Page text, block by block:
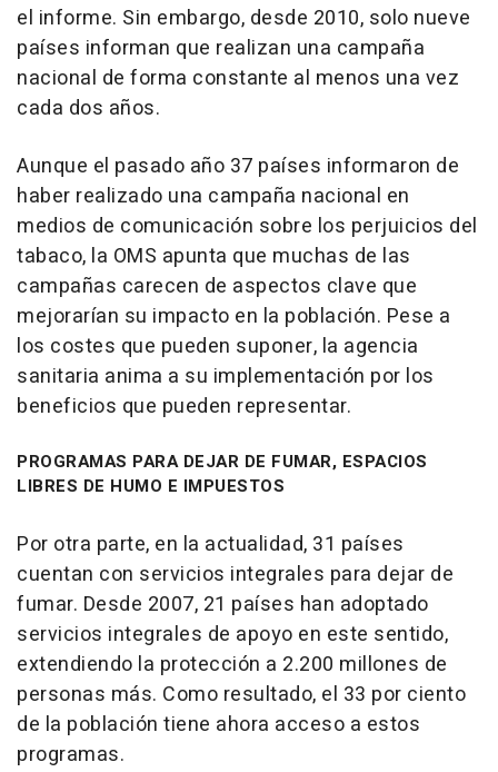
el informe. Sin embargo, desde 2010, solo nueve
países informan que realizan una campaña
nacional de forma constante al menos una vez
cada dos años.
Aunque el pasado año 37 países informaron de
haber realizado una campaña nacional en
medios de comunicación sobre los perjuicios del
tabaco, la OMS apunta que muchas de las
campañas carecen de aspectos clave que
mejorarían su impacto en la población. Pese a
los costes que pueden suponer, la agencia
sanitaria anima a su implementación por los
beneficios que pueden representar.
PROGRAMAS PARA DEJAR DE FUMAR, ESPACIOS
LIBRES DE HUMO E IMPUESTOS
Por otra parte, en la actualidad, 31 países
cuentan con servicios integrales para dejar de
fumar. Desde 2007, 21 países han adoptado
servicios integrales de apoyo en este sentido,
extendiendo la protección a 2.200 millones de
personas más. Como resultado, el 33 por ciento
de la población tiene ahora acceso a estos
programas.